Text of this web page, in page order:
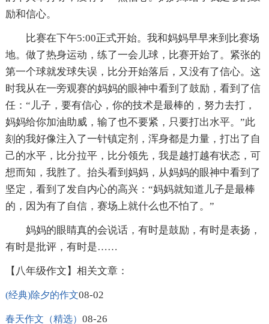
励和信心。
比赛在下午5:00正式开始。我和妈妈早早来到比赛场
地。做了热身运动，练了一会儿球，比赛开始了。紧张的
第一个球就发球失误，比分开始落后，又没有了信心。这
时我从在一旁观赛的妈妈的眼神中看到了鼓励，看到了信
任：“儿子，要有信心，你的技术是最棒的，努力去打，
妈妈给你加油助威，输了也不要紧，只要打出水平。”此
刻的我好像注入了一针镇定剂，浑身都是力量，打出了自
己的水平，比分拉平，比分领先，我是越打越有状态，可
想而知，我胜了。抬头看到妈妈，从妈妈的眼神中看到了
坚定，看到了发自内心的高兴：“妈妈就知道儿子是最棒
的，因为有了自信，赛场上就什么也不怕了。”
妈妈的眼睛真的会说话，有时是鼓励，有时是表扬，
有时是批评，有时是……
【八年级作文】相关文章：
(经典)除夕的作文08-02
春天作文（精选） 08-26